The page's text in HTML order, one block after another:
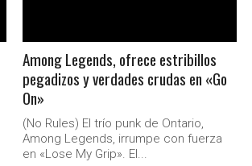
Among Legends, ofrece estribillos
pegadizos y verdades crudas en «Go
On»
(No Rules) El trío punk de Ontario,
Among Legends, irrumpe con fuerza
en «Lose My Grip». El...